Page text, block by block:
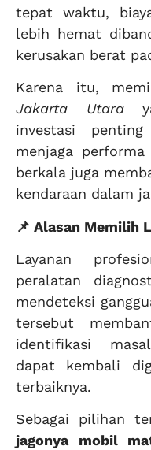
tepat waktu,
lebih hemat
kerusakan berat
Karena itu,
Jakarta Utara
investasi
menjaga
berkala juga
kendaraan dalam
📌 Alasan Memilih
Layanan
peralatan
mendeteksi
tersebut
identifikasi
dapat kembali
terbaiknya.
Sebagai pilihan
jagonya mobil